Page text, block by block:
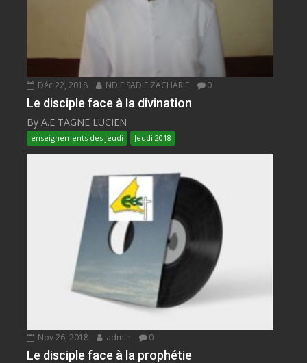
Déc 22, 2018 NDIE SADIE ZACHARIE 0
Le disciple face à la divination
By A.E TAGNE LUCIEN
enseignements des jeudi Jeudi 2018
Nov 26, 2018 admin 0
Le disciple face à la prophétie